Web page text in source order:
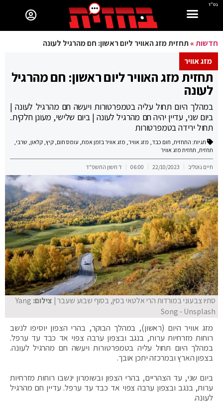
בס"ד
חדשות»תחזית מזג האוויר ליום ראשון: חם מהרגיל לעונה
מזג אוויר
תחזית מזג האוויר ליום ראשון: חם מהרגיל
לעונה
במהלך היום תחול עליה בטמפרטורות ויעשה חם מהרגיל לעונה |
ביום שני, עדיין יהיה חם מהרגיל לעונה | ביום שלישי, מעונן חלקית.
תחול ירידה בטמפרטורות
תגיות: התחזית, חום כבד, מזג אוויר, מזג אוויר בזמן אמת, עומס חום, קיץ, קלאון, שרבי,
תחזית, תחזית מזג אוויר
חיים גוטליב 22/10/2023
06:00 ז' חשון התשפ"ד
סתיו צבעוני במורדות הרי אלטאי בסין, בסוף שבוע שעבר| צילום: Yang
Song - Unsplash
מזג אוויר היום (ראשון), במהלך הבוקר, בהרי הצפון יוסיפו לנשב
רוחות מזרחיות ערות, בנגב ובצפון ערבה צפוי אד כבד עד ערפל.
במהלך היום תחול עליה בטמפרטורות ויעשה חם מהרגיל לעונה.
בצפון הארץ ובמרכזה יתכן אובך.
ביום שני, עד הצהריים, בהרי הצפון ובשומרון ינשבו רוחות מזרחיות
ערות, בנגב ובצפון ערבה צפוי אד כבד עד ערפל. עדיין חם מהרגיל
לעונה.